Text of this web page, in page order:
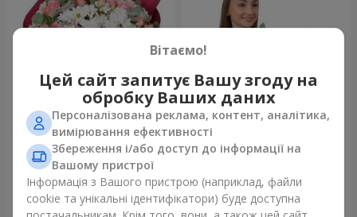
Букет "Чарівність ніжності"
3 324 грн
Композиція "Білосніжна
гармонія"
2 879 грн
Вітаємо!
Цей сайт запитує Вашу згоду на
обробку Ваших даних
Персоналізована реклама, контент, аналітика,
вимірювання ефективності
Збереження і/або доступ до інформації на
Вашому пристрої
Інформація з Вашого пристрою (наприклад, файли
cookie та унікальні ідентифікатори) буде доступна